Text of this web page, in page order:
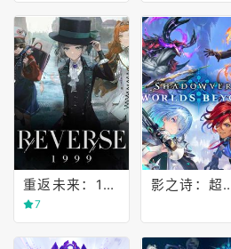
重返未来：1999(Reverse:1999)
7
影之诗：超凡